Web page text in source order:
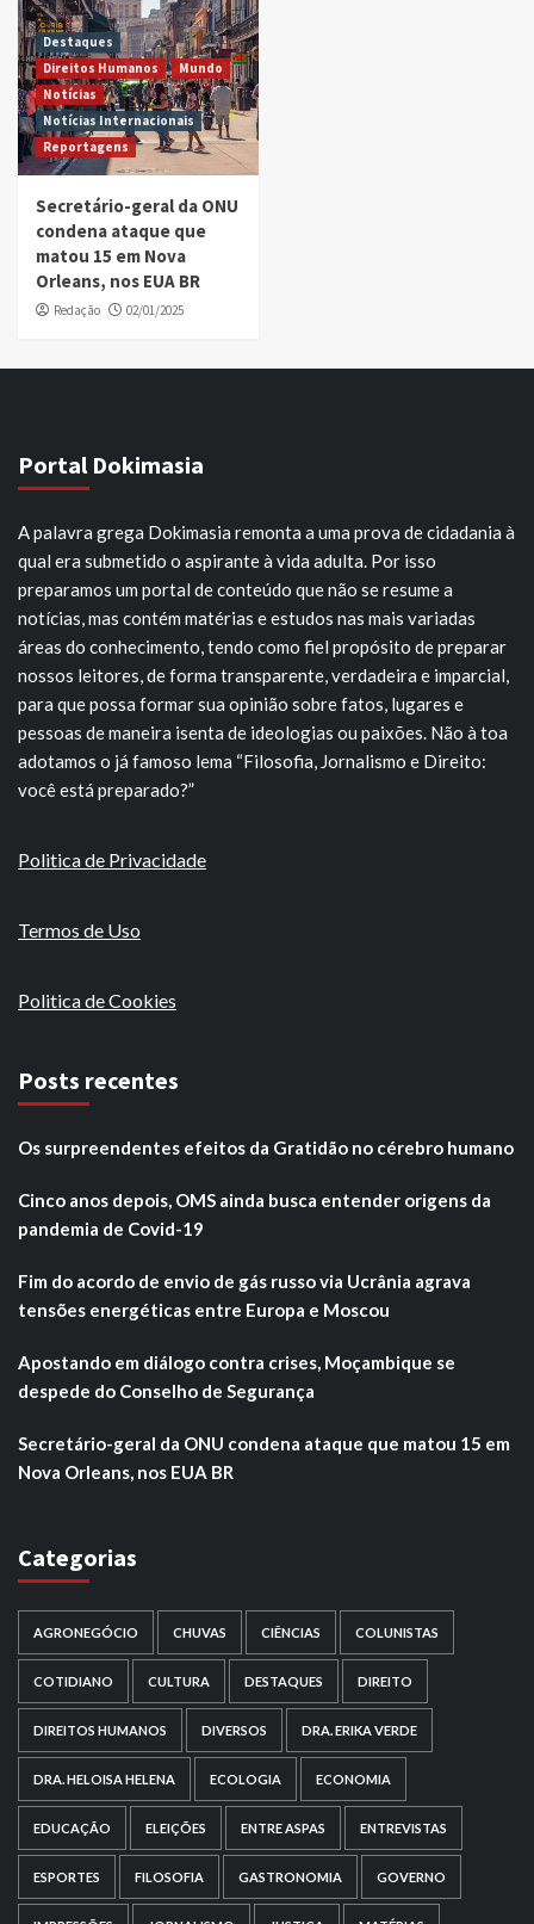
Destaques
Direitos Humanos
Mundo
Notícias
Notícias Internacionais
Reportagens
Secretário-geral da ONU
condena ataque que
matou 15 em Nova
Orleans, nos EUA BR
Redação 02/01/2025
Portal Dokimasia
A palavra grega Dokimasia remonta a uma prova de cidadania à
qual era submetido o aspirante à vida adulta. Por isso
preparamos um portal de conteúdo que não se resume a
notícias, mas contém matérias e estudos nas mais variadas
áreas do conhecimento, tendo como fiel propósito de preparar
nossos leitores, de forma transparente, verdadeira e imparcial,
para que possa formar sua opinião sobre fatos, lugares e
pessoas de maneira isenta de ideologias ou paixões. Não à toa
adotamos o já famoso lema “Filosofia, Jornalismo e Direito:
você está preparado?”
Politica de Privacidade
Termos de Uso
Politica de Cookies
Posts recentes
Os surpreendentes efeitos da Gratidão no cérebro humano
Cinco anos depois, OMS ainda busca entender origens da
pandemia de Covid-19
Fim do acordo de envio de gás russo via Ucrânia agrava
tensões energéticas entre Europa e Moscou
Apostando em diálogo contra crises, Moçambique se
despede do Conselho de Segurança
Secretário-geral da ONU condena ataque que matou 15 em
Nova Orleans, nos EUA BR
Categorias
AGRONEGÓCIO CHUVAS CIÊNCIAS COLUNISTAS
COTIDIANO CULTURA DESTAQUES DIREITO
DIREITOS HUMANOS DIVERSOS DRA. ERIKA VERDE
DRA. HELOISA HELENA ECOLOGIA ECONOMIA
EDUCAÇÃO ELEIÇÕES ENTRE ASPAS ENTREVISTAS
ESPORTES FILOSOFIA GASTRONOMIA GOVERNO